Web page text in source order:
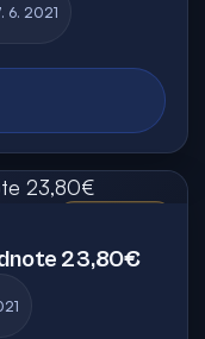
6. 2021
23,80€